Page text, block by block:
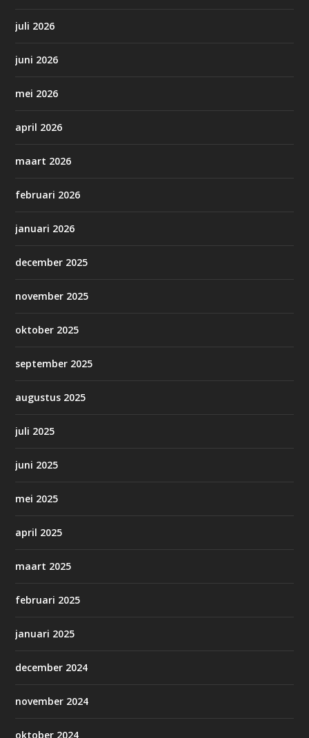
juli 2026
juni 2026
mei 2026
april 2026
maart 2026
februari 2026
januari 2026
december 2025
november 2025
oktober 2025
september 2025
augustus 2025
juli 2025
juni 2025
mei 2025
april 2025
maart 2025
februari 2025
januari 2025
december 2024
november 2024
oktober 2024